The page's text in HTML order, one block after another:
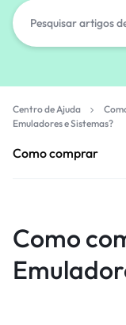
Centro de Ajuda
Emuladores e Sistemas?
Como comprar
Como